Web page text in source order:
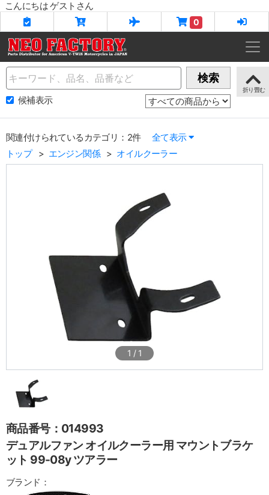
こんにちは ゲストさん
0
Name 検索
候補表示
関連付けられているカテゴリ：2件
全て表示
トップ
エンジン関係 オイルクーラー
1 / 1
商品番号：014993
デュアルファン オイルクーラー用 マウントブラケ
ット 99-08y ツアラー
ブランド：